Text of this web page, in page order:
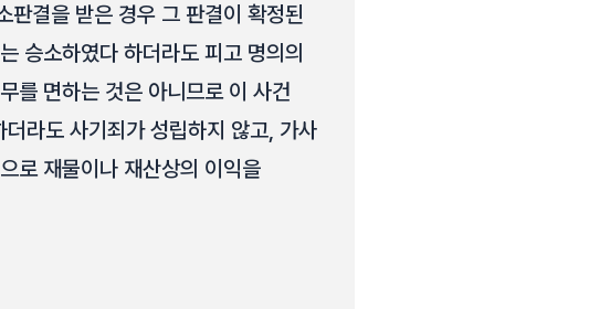
판결을 받은 경우 그 판결이 확정된
승소하였다 하더라도 피고 명의의
를 면하는 것은 아니므로 이 사건
라도 사기죄가 성립하지 않고, 가사
로 재물이나 재산상의 이익을